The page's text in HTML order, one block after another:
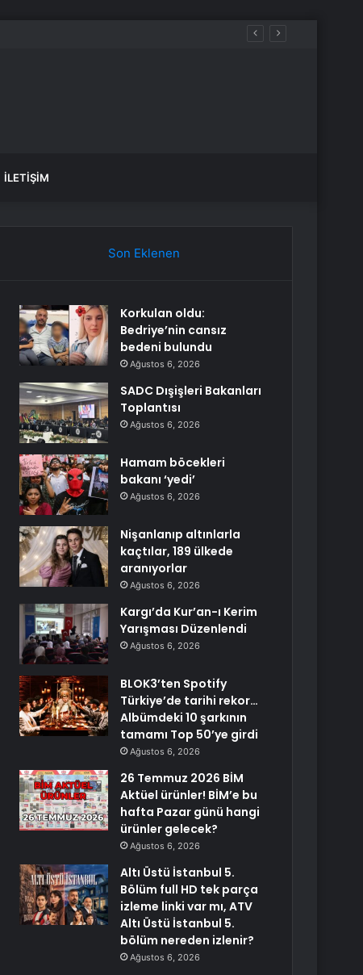
İLETIŞIM
Son Eklenen
Korkulan oldu:
Bedriye’nin cansız
bedeni bulundu
Ağustos 6, 2026
SADC Dışişleri Bakanları
Toplantısı
Ağustos 6, 2026
Hamam böcekleri
bakanı ‘yedi’
Ağustos 6, 2026
Nişanlanıp altınlarla
kaçtılar, 189 ülkede
aranıyorlar
Ağustos 6, 2026
Kargı’da Kur’an-ı Kerim
Yarışması Düzenlendi
Ağustos 6, 2026
BLOK3’ten Spotify
Türkiye’de tarihi rekor…
Albümdeki 10 şarkının
tamamı Top 50’ye girdi
Ağustos 6, 2026
26 Temmuz 2026 BİM
Aktüel ürünler! BİM’e bu
hafta Pazar günü hangi
ürünler gelecek?
Ağustos 6, 2026
Altı Üstü İstanbul 5.
Bölüm full HD tek parça
izleme linki var mı, ATV
Altı Üstü İstanbul 5.
bölüm nereden izlenir?
Ağustos 6, 2026